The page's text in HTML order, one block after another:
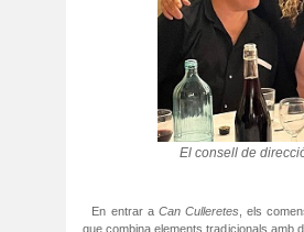
El consell de
En entrar a Can Culleretes , els
que combina elements tradicionals amb